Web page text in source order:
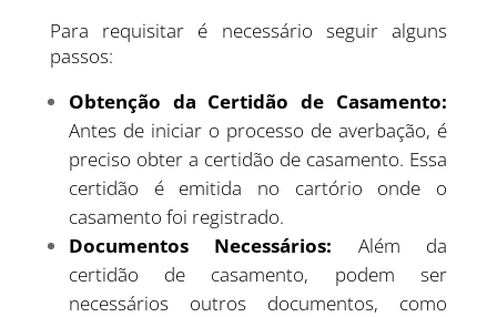
Para requisitar é necessário seguir alguns
passos:
Obtenção da Certidão de Casamento:
Antes de iniciar o processo de averbação, é
preciso obter a certidão de casamento. Essa
certidão é emitida no cartório onde o
casamento foi registrado.
Documentos Necessários: Além da
certidão de casamento, podem ser
necessários outros documentos, como